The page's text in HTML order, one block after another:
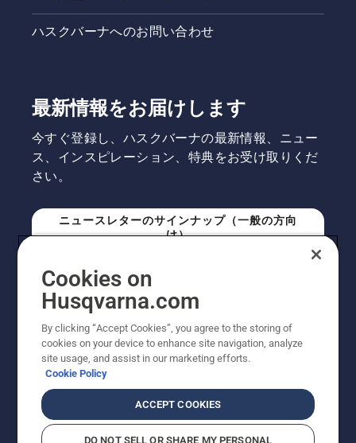
ハスクバーナへのお問い合わせ
最新情報をお届けします
今すぐ登録し、ハスクバーナの最新情報、ニュー
ス、インスピレーション、特典をお受け取りくだ
さい。
ニュースレターのサインナップ（一般の方向
け）
ニュースレターのサインアップ（プロの方向
け）
Cookies on
Husqvarna.com
By clicking “Accept Cookies”, you agree to the storing of
cookies on your device to enhance site navigation, analyze
site usage, and assist in our marketing efforts.
Cookie Policy
ACCEPT COOKIES
DO NOT SELL OR SHARE MY PERSONAL